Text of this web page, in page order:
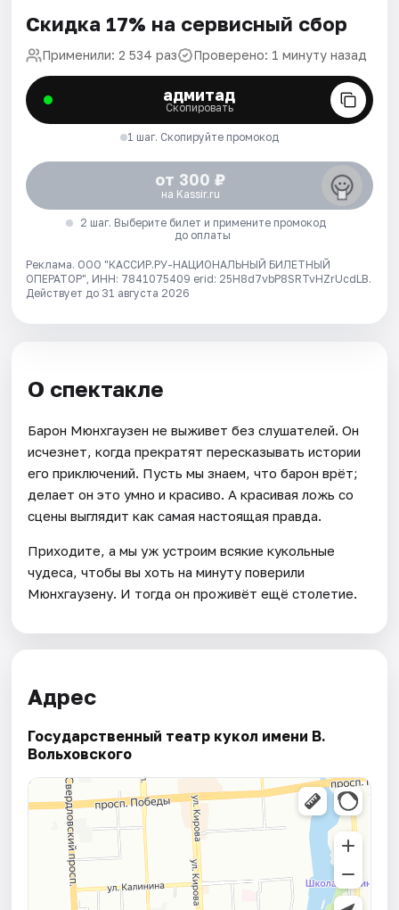
Скидка 17% на сервисный сбор
Применили: 2 534 раз Проверено: 1 минуту назад
адмитад
Скопировать
1 шаг. Скопируйте промокод
от 300 ₽
на Kassir.ru
2 шаг. Выберите билет и примените промокод
до оплаты
Реклама. ООО "КАССИР.РУ-НАЦИОНАЛЬНЫЙ БИЛЕТНЫЙ
ОПЕРАТОР", ИНН: 7841075409 erid: 25H8d7vbP8SRTvHZrUcdLB.
Действует до 31 августа 2026
О спектакле
Барон Мюнхгаузен не выживет без слушателей. Он
исчезнет, когда прекратят пересказывать истории
его приключений. Пусть мы знаем, что барон врёт;
делает он это умно и красиво. А красивая ложь со
сцены выглядит как самая настоящая правда.
Приходите, а мы уж устроим всякие кукольные
чудеса, чтобы вы хоть на минуту поверили
Мюнхгаузену. И тогда он проживёт ещё столетие.
Адрес
Государственный театр кукол имени В.
Вольховского